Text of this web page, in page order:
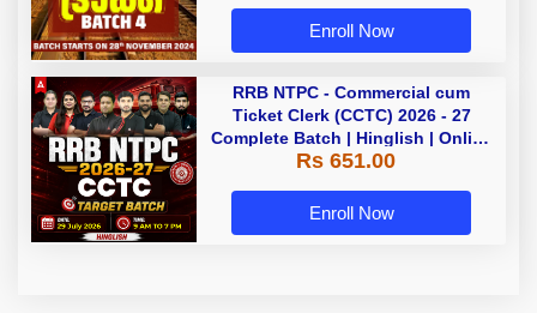
Enroll Now
RRB NTPC - Commercial cum
Ticket Clerk (CCTC) 2026 - 27
Complete Batch | Hinglish | Online
Live Classes By Adda247
Rs 651.00
Enroll Now